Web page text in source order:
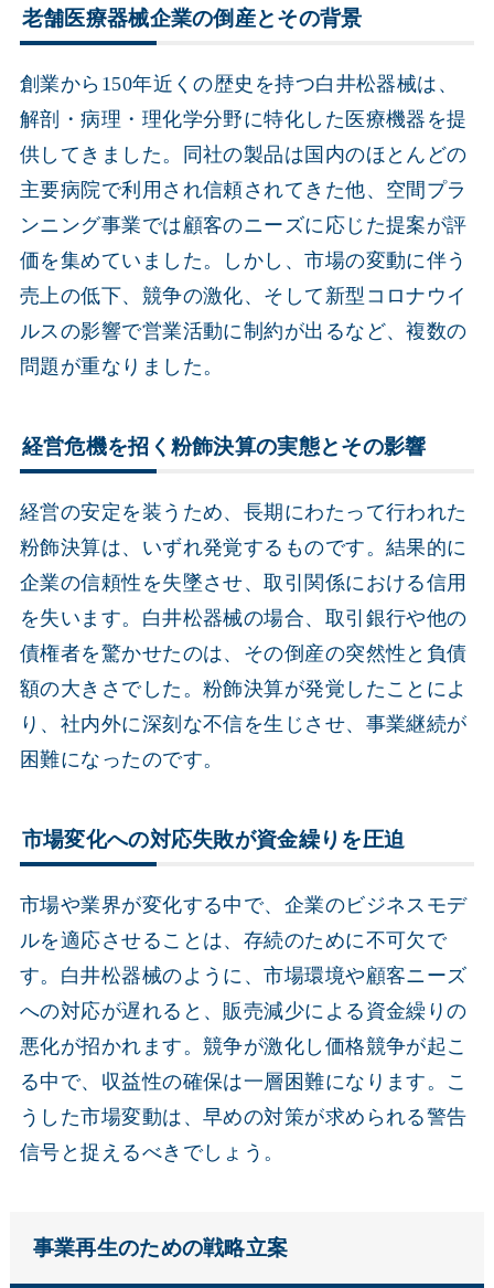
老舗医療器械企業の倒産とその背景
創業から150年近くの歴史を持つ白井松器械は、
解剖・病理・理化学分野に特化した医療機器を提
供してきました。同社の製品は国内のほとんどの
主要病院で利用され信頼されてきた他、空間プラ
ンニング事業では顧客のニーズに応じた提案が評
価を集めていました。しかし、市場の変動に伴う
売上の低下、競争の激化、そして新型コロナウイ
ルスの影響で営業活動に制約が出るなど、複数の
問題が重なりました。
経営危機を招く粉飾決算の実態とその影響
経営の安定を装うため、長期にわたって行われた
粉飾決算は、いずれ発覚するものです。結果的に
企業の信頼性を失墜させ、取引関係における信用
を失います。白井松器械の場合、取引銀行や他の
債権者を驚かせたのは、その倒産の突然性と負債
額の大きさでした。粉飾決算が発覚したことによ
り、社内外に深刻な不信を生じさせ、事業継続が
困難になったのです。
市場変化への対応失敗が資金繰りを圧迫
市場や業界が変化する中で、企業のビジネスモデ
ルを適応させることは、存続のために不可欠で
す。白井松器械のように、市場環境や顧客ニーズ
への対応が遅れると、販売減少による資金繰りの
悪化が招かれます。競争が激化し価格競争が起こ
る中で、収益性の確保は一層困難になります。こ
うした市場変動は、早めの対策が求められる警告
信号と捉えるべきでしょう。
事業再生のための戦略立案